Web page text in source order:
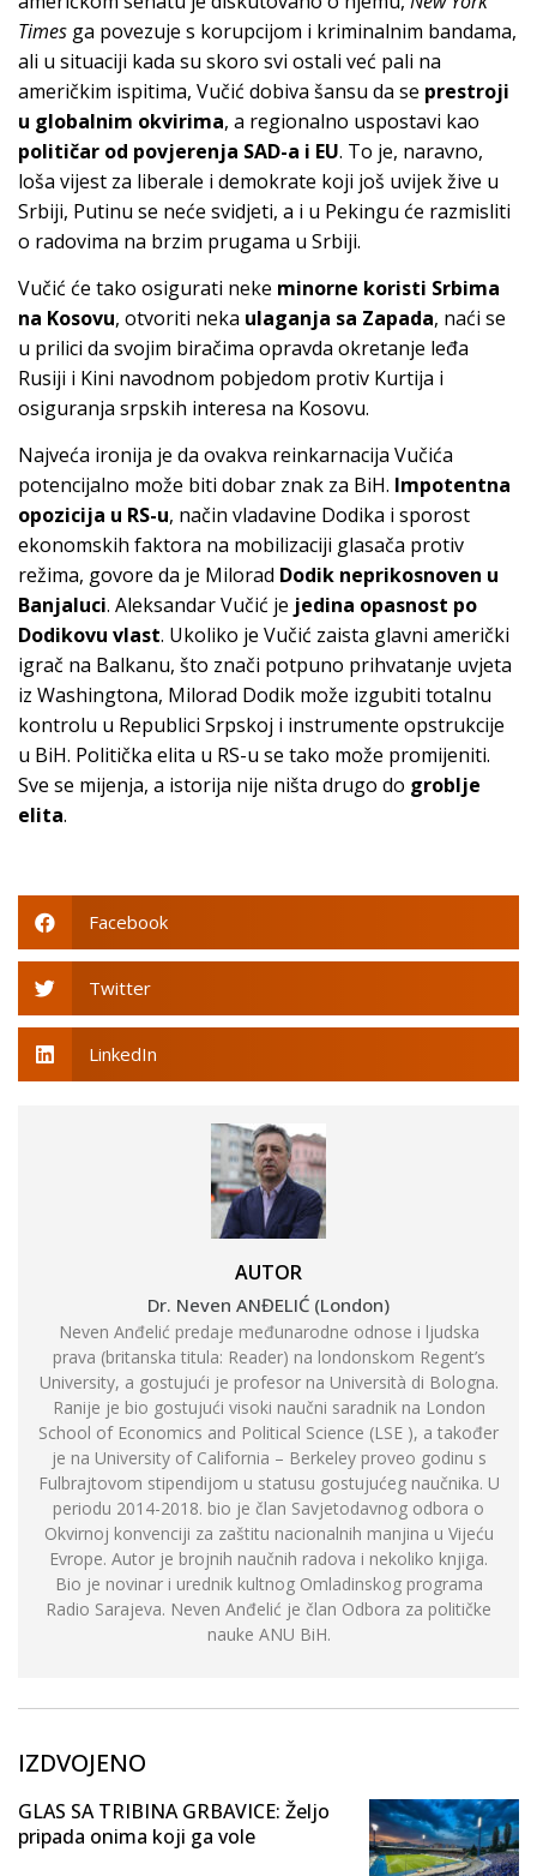
Times ga povezuje s korupcijom i kriminalnim bandama,
ali u situaciji kada su skoro svi ostali već pali na
američkim ispitima, Vučić dobiva šansu da se prestroji
u globalnim okvirima, a regionalno uspostavi kao
političar od povjerenja SAD-a i EU. To je, naravno,
loša vijest za liberale i demokrate koji još uvijek žive u
Srbiji, Putinu se neće svidjeti, a i u Pekingu će razmisliti
o radovima na brzim prugama u Srbiji.
Vučić će tako osigurati neke minorne koristi Srbima
na Kosovu, otvoriti neka ulaganja sa Zapada, naći se
u prilici da svojim biračima opravda okretanje leđa
Rusiji i Kini navodnom pobjedom protiv Kurtija i
osiguranja srpskih interesa na Kosovu.
Najveća ironija je da ovakva reinkarnacija Vučića
potencijalno može biti dobar znak za BiH. Impotentna
opozicija u RS-u, način vladavine Dodika i sporost
ekonomskih faktora na mobilizaciji glasača protiv
režima, govore da je Milorad Dodik neprikosnoven u
Banjaluci. Aleksandar Vučić je jedina opasnost po
Dodikovu vlast. Ukoliko je Vučić zaista glavni američki
igrač na Balkanu, što znači potpuno prihvatanje uvjeta
iz Washingtona, Milorad Dodik može izgubiti totalnu
kontrolu u Republici Srpskoj i instrumente opstrukcije
u BiH. Politička elita u RS-u se tako može promijeniti.
Sve se mijenja, a istorija nije ništa drugo do groblje
elita.
Facebook
Twitter
LinkedIn
AUTOR
Dr. Neven ANĐELIĆ (London)
Neven Anđelić predaje međunarodne odnose i ljudska
prava (britanska titula: Reader) na londonskom Regent’s
University, a gostujući je profesor na Università di Bologna.
Ranije je bio gostujući visoki naučni saradnik na London
School of Economics and Political Science (LSE ), a također
je na University of California – Berkeley proveo godinu s
Fulbrajtovom stipendijom u statusu gostujućeg naučnika. U
periodu 2014-2018. bio je član Savjetodavnog odbora o
Okvirnoj konvenciji za zaštitu nacionalnih manjina u Vijeću
Evrope. Autor je brojnih naučnih radova i nekoliko knjiga.
Bio je novinar i urednik kultnog Omladinskog programa
Radio Sarajeva. Neven Anđelić je član Odbora za političke
nauke ANU BiH.
IZDVOJENO
GLAS SA TRIBINA GRBAVICE: Željo
pripada onima koji ga vole